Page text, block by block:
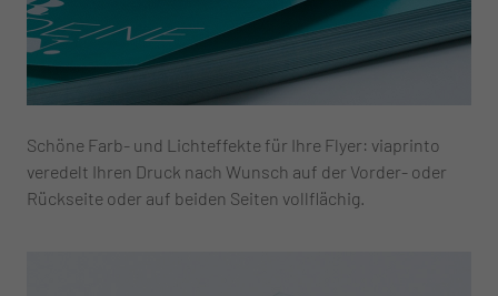
Schöne Farb- und Lichteffekte für Ihre Flyer: viaprinto
veredelt Ihren Druck nach Wunsch auf der Vorder- oder
Rückseite oder auf beiden Seiten vollflächig.